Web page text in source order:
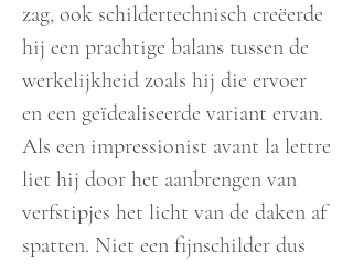
zag, ook schildertechnisch creëerde
hij een prachtige balans tussen de
werkelijkheid zoals hij die ervoer
en een geïdealiseerde variant ervan.
Als een impressionist avant la lettre
liet hij door het aanbrengen van
verfstipjes het licht van de daken af
spatten. Niet een fijnschilder dus